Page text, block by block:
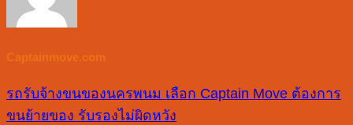
Captainmove.com
รถรับจ้างขนของนครพนม เลือก Captain Move ต้องการ
ขนย้ายของ รับรองไม่ผิดหวัง